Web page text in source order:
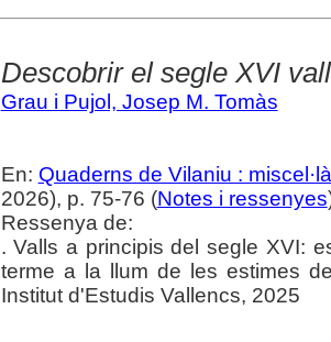
Descobrir el segle XVI
Grau i Pujol, Josep M. Tomàs
En: Quaderns de Vilaniu :
2026), p. 75-76 (Notes i ressenyes
Ressenya de:
. Valls a principis del segle XVI:
terme a la llum de les estimes
Institut d'Estudis Vallencs, 2025